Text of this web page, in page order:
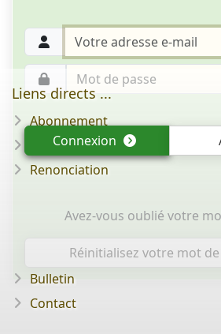
Connexion
Avez-vous oublié votre
Réinitialisez votre mot
Liens directs ...
Abonnement
Question/réponse
Renonciation
Bulletin
Contact